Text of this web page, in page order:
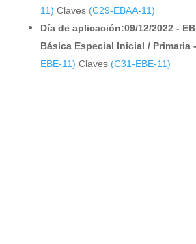
11) Claves (C29-EBAA-11)
Día de aplicación:09/12/2022 -
Básica Especial Inicial / Primaria
EBE-11) Claves (C31-EBE-11)